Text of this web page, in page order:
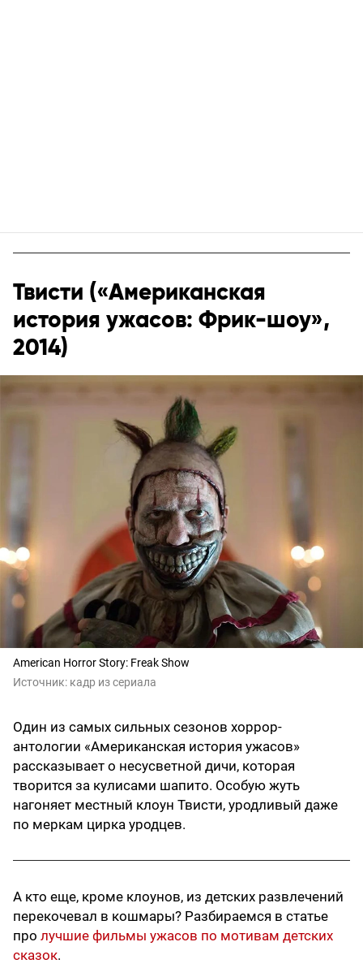
Твисти («Американская
история ужасов: Фрик-шоу»,
2014)
American Horror Story: Freak Show
Источник: кадр из сериала
Один из самых сильных сезонов хоррор-
антологии «Американская история ужасов»
рассказывает о несусветной дичи, которая
творится за кулисами шапито. Особую жуть
нагоняет местный клоун Твисти, уродливый даже
по меркам цирка уродцев.
А кто еще, кроме клоунов, из детских развлечений
перекочевал в кошмары? Разбираемся в статье
про лучшие фильмы ужасов по мотивам детских
сказок.